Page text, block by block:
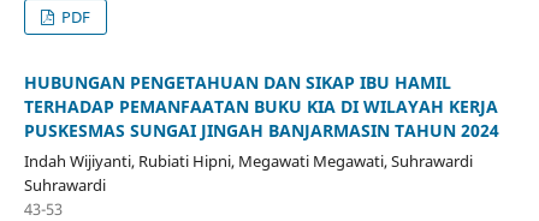
PDF
HUBUNGAN PENGETAHUAN DAN SIKAP IBU HAMIL
TERHADAP PEMANFAATAN BUKU KIA DI WILAYAH KERJA
PUSKESMAS SUNGAI JINGAH BANJARMASIN TAHUN 2024
Indah Wijiyanti, Rubiati Hipni, Megawati Megawati, Suhrawardi
Suhrawardi
43-53